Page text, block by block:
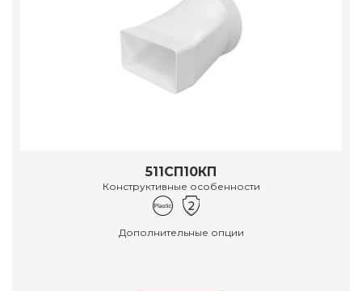
511СП10КП
Конструктивные особенности
Дополнительные опции